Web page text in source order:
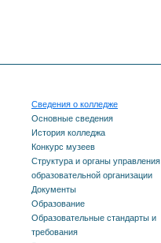
Сведения о колледже
Основные сведения
История колледжа
Конкурс музеев
Структура и органы управления
образовательной организации
Документы
Образование
Образовательные стандарты и
требования